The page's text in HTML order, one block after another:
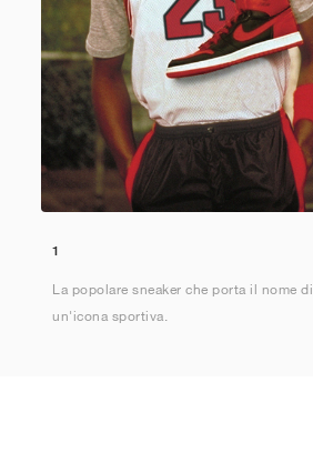
1
La popolare sneaker che porta il nome di
un'icona sportiva.